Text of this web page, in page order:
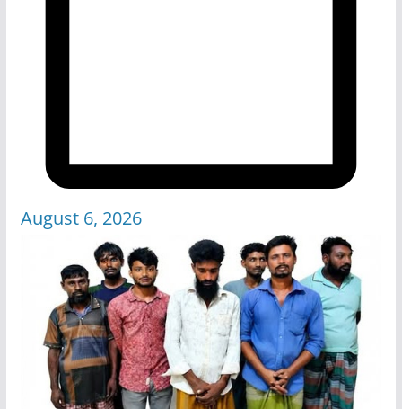
August 6, 2026